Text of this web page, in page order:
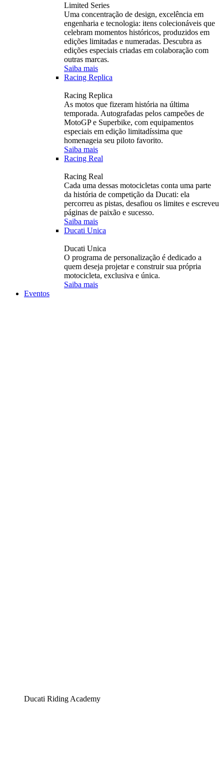
Limited Series
Uma concentração de design, excelência em
engenharia e tecnologia: itens colecionáveis ​​que
celebram momentos históricos, produzidos em
edições limitadas e numeradas. Descubra as
edições especiais criadas em colaboração com
outras marcas.
Saiba mais
Racing Replica
Racing Replica
As motos que fizeram história na última
temporada. Autografadas pelos campeões de
MotoGP e Superbike, com equipamentos
especiais em edição limitadíssima que
homenageia seu piloto favorito.
Saiba mais
Racing Real
Racing Real
Cada uma dessas motocicletas conta uma parte
da história de competição da Ducati: ela
percorreu as pistas, desafiou os limites e escreveu
páginas de paixão e sucesso.
Saiba mais
Ducati Unica
Ducati Unica
O programa de personalização é dedicado a
quem deseja projetar e construir sua própria
motocicleta, exclusiva e única.
Saiba mais
Eventos
Ducati Riding Academy